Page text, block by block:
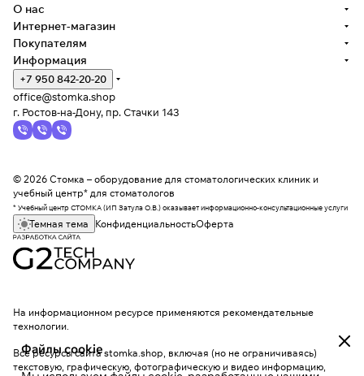
Файлы cookie
О нас
Интернет-магазин
Покупателям
Информация
+7 950 842-20-20
office@stomka.shop
г. Ростов-на-Дону, пр. Стачки 143
© 2026 Стомка – оборудование для стоматологических клиник и
учебный центр* для стоматологов
* Учебный центр СТОМКА (ИП Затула О.В.) оказывает информационно-консультационные услуги
Темная тема КонфиденциальностьОферта
На информационном ресурсе применяются рекомендательные
технологии.
Все ресурсы сайта stomka.shop, включая (но не ограничиваясь)
текстовую, графическую, фотографическую и видео информацию,